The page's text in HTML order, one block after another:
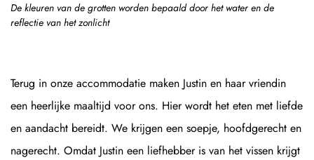
De kleuren van de grotten worden bepaald door het water en de
reflectie van het zonlicht
Terug in onze accommodatie maken Justin en haar vriendin
een heerlijke maaltijd voor ons. Hier wordt het eten met liefde
en aandacht bereidt. We krijgen een soepje, hoofdgerecht en
nagerecht. Omdat Justin een liefhebber is van het vissen krijgt